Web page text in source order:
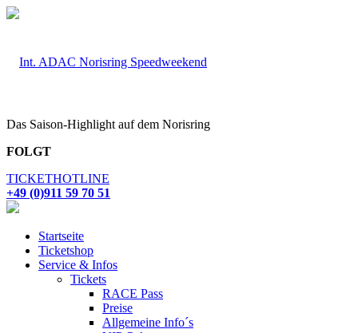
Das Saison-Highlight auf dem Norisring
FOLGT
TICKETHOTLINE
+49 (0)911 59 70 51
Startseite
Ticketshop
Service & Infos
Tickets
RACE Pass
Preise
Allgemeine Info´s